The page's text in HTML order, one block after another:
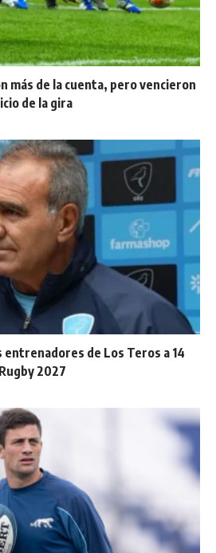
más de la cuenta, pero vencieron
de la gira
entrenadores de Los Teros a 14
2027